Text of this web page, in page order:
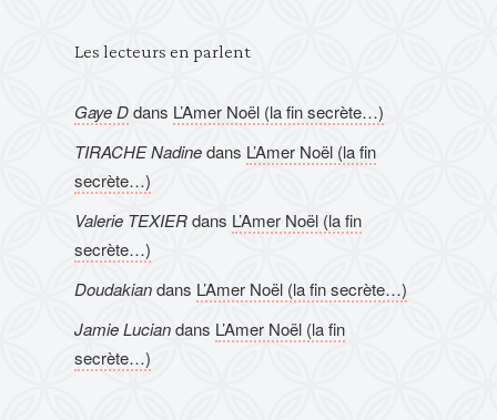
Les lecteurs en parlent
Gaye Ddans L’Amer Noël (la fin secrète…)
TIRACHE Nadinedans L’Amer Noël (la fin
secrète…)
Valerie TEXIERdans L’Amer Noël (la fin
secrète…)
Doudakiandans L’Amer Noël (la fin secrète…)
Jamie Luciandans L’Amer Noël (la fin
secrète…)